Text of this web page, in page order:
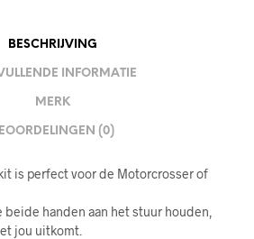
BESCHRIJVING
INFORMATIE
MERK
(0)
is perfect voor de Motorcrosser of
beide handen aan het stuur houden,
jou uitkomt.